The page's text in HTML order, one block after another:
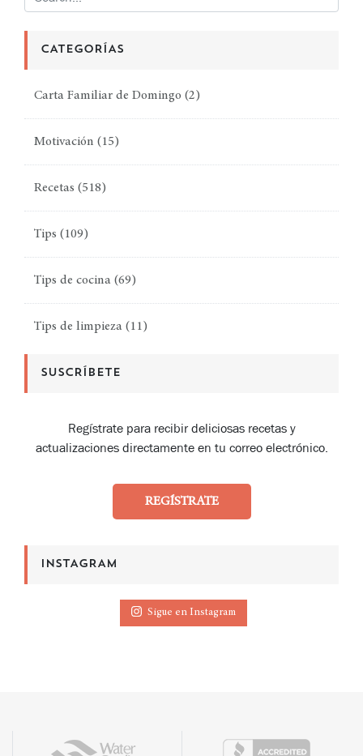
CATEGORÍAS
Carta Familiar de Domingo (2)
Motivación (15)
Recetas (518)
Tips (109)
Tips de cocina (69)
Tips de limpieza (11)
SUSCRÍBETE
Regístrate para recibir deliciosas recetas y
actualizaciones directamente en tu correo electrónico.
REGÍSTRATE
INSTAGRAM
Sigue en Instagram